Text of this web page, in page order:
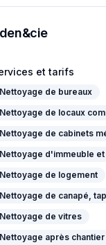
et tarifs
Nettoyage de bureaux
Nettoyage de locaux
Nettoyage de cabinets
Nettoyage d'immeuble
Nettoyage de logement
Nettoyage de canapé,
Nettoyage de vitres
Nettoyage après chantier